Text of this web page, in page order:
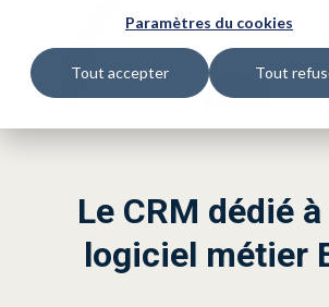
Paramètres du cookies
Tout accepter Tout
Automatiser la saisie comptable
Tenir des assemblées générales
Grands propriétaires
bailleur social ou
n'hésitez pas à
sera ravie de
vos questions.
CRM pour SPI
CRM pour ALTAIX
CRM pour ARAMIS
Comment faire
toutes les
mesurer leur
de votre travail ?
dans notre
Le CRM dédié
logiciel métier